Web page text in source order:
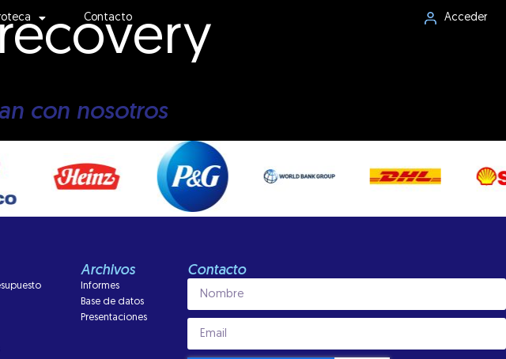
Contacto Acceder
con nosotros
Archivos
Informes
Base de datos
Presentaciones
Contacto